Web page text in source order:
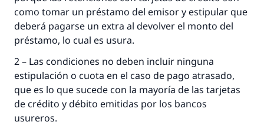
como tomar un préstamo del emisor y estipular que
deberá pagarse un extra al devolver el monto del
préstamo, lo cual es usura.
2 – Las condiciones no deben incluir ninguna
estipulación o cuota en el caso de pago atrasado,
que es lo que sucede con la mayoría de las tarjetas
de crédito y débito emitidas por los bancos
usureros.